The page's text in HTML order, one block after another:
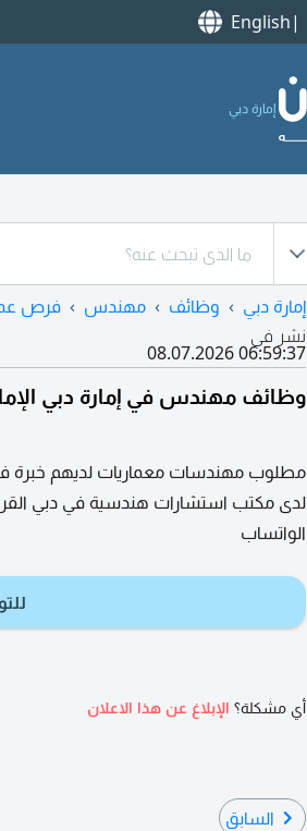
English
إمارة دبي
إمارة دبي وظائف مهندس
فرص
نشر في
08.07.2026 06:59:37
وظائف مهندس في إمارة دبي
مطلوب مهندسات معماريات لديهم خبرة
لدى مكتب استشارات هندسية في دبي
الواتساب
أي مشكلة؟ الإبلاغ عن هذا الاعلان
السابق